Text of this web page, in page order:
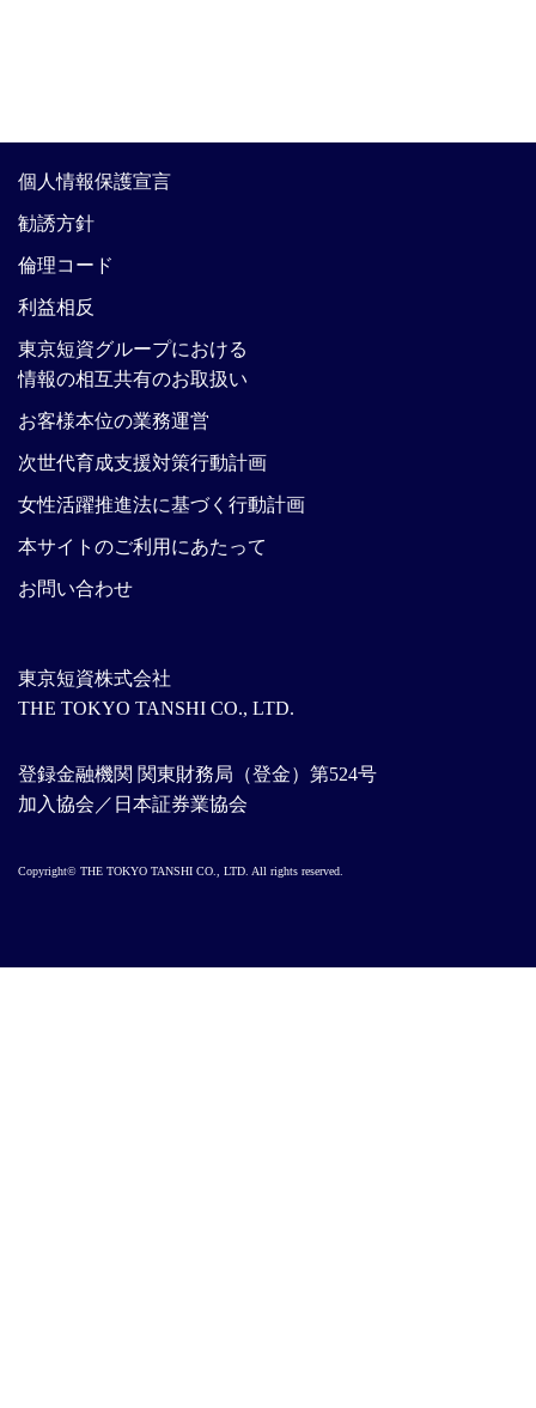
東京短資株式会社
THE TOKYO TANSHI CO., LTD.
登録金融機関 関東財務局（登金）第524号
加入協会／日本証券業協会
個人情報保護宣言
勧誘方針
倫理コード
利益相反
東京短資グループにおける
情報の相互共有のお取扱い
お客様本位の業務運営
次世代育成支援対策行動計画
女性活躍推進法に基づく行動計画
本サイトのご利用にあたって
お問い合わせ
Copyright© THE TOKYO TANSHI CO., LTD. All rights reserved.